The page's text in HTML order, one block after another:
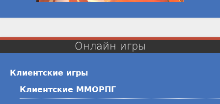
Онлайн игры
Клиентские игры
Клиентские ММОРПГ